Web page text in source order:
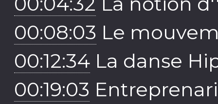
00:08:03 Le
00:12:34 La danse
00:19:03